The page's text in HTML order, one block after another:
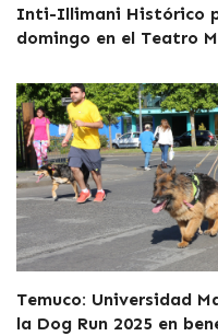
Inti-Illimani Histórico
domingo en el Teatro
Temuco: Universidad
la Dog Run 2025 en